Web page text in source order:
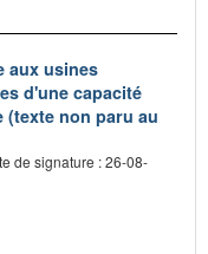
aux usines
d'une capacité
non paru au
de signature : 26-08-